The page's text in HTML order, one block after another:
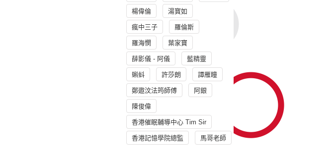
楊偉倫 湯寳如
瘋中三子 羅倫斯
羅海憫 葉家寶
薛影儀 - 阿儀 藍精靈
蝌蚪 許莎朗 譚雁瞳
鄭遨汶法筠師傅 阿銀
陳俊偉
香港催眠輔導中心 Tim Sir
香港記憶學院總監 馬哥老師